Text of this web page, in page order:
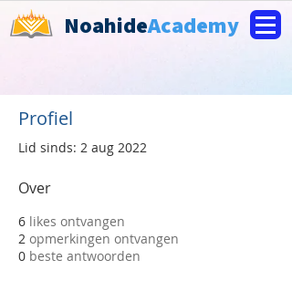
NoahideAcademy
Profiel
Lid sinds: 2 aug 2022
Over
6 likes ontvangen
2 opmerkingen ontvangen
0 beste antwoorden